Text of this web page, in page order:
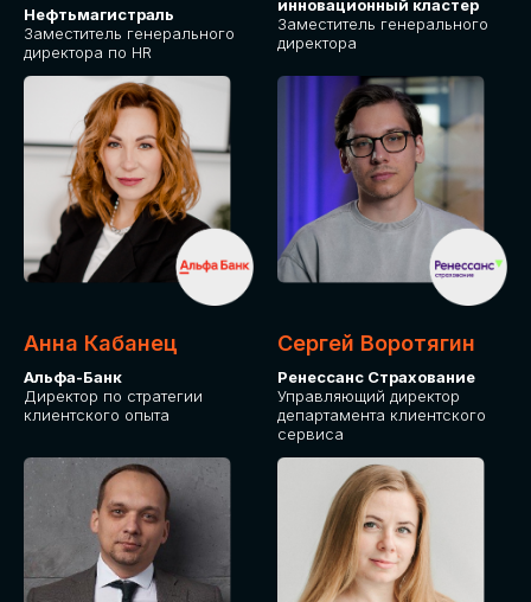
Нефтьмагистраль
Заместитель генерального
директора по HR
инновационный кластер
Заместитель генерального
директора
Анна Кабанец
Альфа-Банк
Директор по стратегии
клиентского опыта
Сергей Воротягин
Ренессанс Страхование
Управляющий директор
департамента клиентского
сервиса
рады сотрудничеству!
ПОДАТЬ ЗАЯВКУ
СТОИМОСТЬ
УЧАСТИЯ